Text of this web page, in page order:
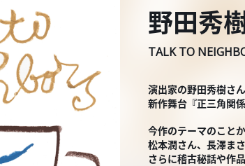
野田秀
TALK TO
演出家の野田秀樹さ
新作舞台『正三角関
今作のテーマのことか
松本潤さん、長澤ま
さらに稽古秘話や作